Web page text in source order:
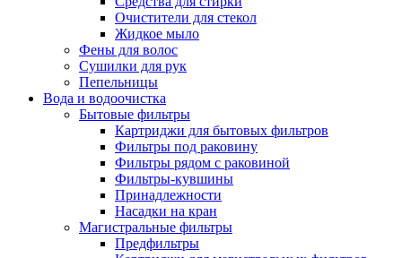
Очистители для стекол
Жидкое мыло
Фены для волос
Сушилки для рук
Пепельницы
Вода и водоочистка
Бытовые фильтры
Картриджи для бытовых фильтров
Фильтры под раковину
Фильтры рядом с раковиной
Фильтры-кувшины
Принадлежности
Насадки на кран
Магистральные фильтры
Предфильтры